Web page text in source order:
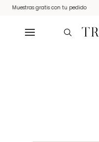
Muestras gratis con tu pedido